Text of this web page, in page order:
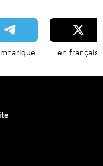
en français